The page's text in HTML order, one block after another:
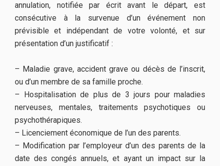
annulation, notifiée par écrit avant le départ, est
consécutive à la survenue d’un événement non
prévisible et indépendant de votre volonté, et sur
présentation d’un justificatif :
– Maladie grave, accident grave ou décès de l’inscrit,
ou d’un membre de sa famille proche.
– Hospitalisation de plus de 3 jours pour maladies
nerveuses, mentales, traitements psychotiques ou
psychothérapiques.
– Licenciement économique de l’un des parents.
– Modification par l’employeur d’un des parents de la
date des congés annuels, et ayant un impact sur la